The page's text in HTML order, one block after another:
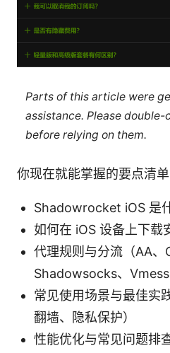
Parts of this article were
assistance. Please
before relying on them.
你现在就能掌握的要点清单
Shadowrocket iOS 是
如何在 iOS 设备上下
代理规则与分流（AA、
Shadowsocks、
常见使用场景与最佳实
翻墙、隐私保护）
性能优化与常见问题排